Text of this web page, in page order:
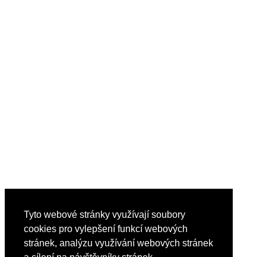
Tyto webové stránky využívají soubory
cookies pro vylepšení funkcí webových
stránek, analýzu využívání webových stránek